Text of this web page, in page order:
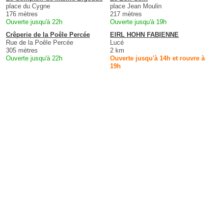
place du Cygne
176 mètres
Ouverte jusqu'à 22h
place Jean Moulin
217 mètres
Ouverte jusqu'à 19h
Crêperie de la Poêle Percée
Rue de la Poêle Percée
305 mètres
Ouverte jusqu'à 22h
EIRL HOHN FABIENNE
Lucé
2 km
Ouverte jusqu'à 14h et rouvre à
19h